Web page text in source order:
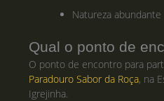
Natureza abundante
Qual o ponto de
O ponto de encontro para
Paradouro Sabor da Roça, na
Igrejinha.